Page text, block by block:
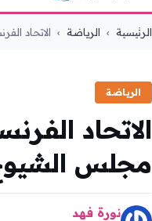
الرئيسية › الرياضة › الاتحاد
الرياضة
الاتحاد
مجلس الشيوخ
نورة فهد